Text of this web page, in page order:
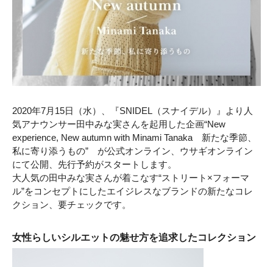
2020年7月15日（水）、『SNIDEL（スナイデル）』より人
気アナウンサー田中みな実さんを起用した企画“New
experience, New autumn with Minami Tanaka 新たな季節、
私に寄り添うもの” が公式オンライン、ウサギオンライン
にて公開、先行予約がスタートします。
大人気の田中みな実さんが着こなす“ストリート×フォーマ
ル”をコンセプトにしたエイジレスなブランドの新たなコレ
クション、要チェックです。
女性らしいシルエットの魅せ方を追求したコレクション